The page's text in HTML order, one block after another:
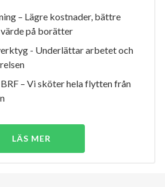
– Lägre kostnader, bättre
på borätter
- Underlättar arbetet och
– Vi sköter hela flytten från
LÄS MER